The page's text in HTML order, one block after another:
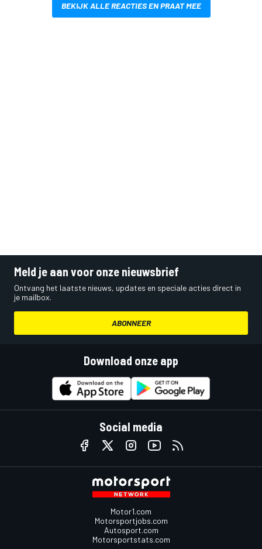
BEKIJK ALLE REACTIES EN PRAAT MEE
Meld je aan voor onze nieuwsbrief
Ontvang het laatste nieuws, updates en speciale acties direct in
je mailbox.
ABONNEER
Download onze app
Social media
Motor1.com
Motorsportjobs.com
Autosport.com
Motorsportstats.com